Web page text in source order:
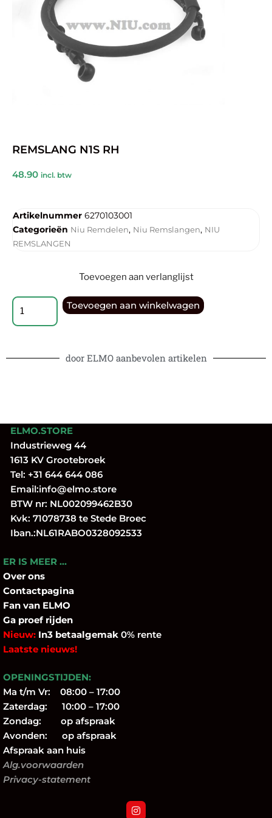
REMSLANG N1S RH
48.90 incl. btw
Artikelnummer 6270103001
Categorieën Niu Remdelen, Niu Remslangen, NIU
REMSLANGEN
Toevoegen aan verlanglijst
Toevoegen aan winkelwagen
door ELMO aanbevolen artikelen
ELMO.STORE
Industrieweg 44
1613 KV Grootebroek
Tel: +31 644 644 086
Email:info@elmo.store
BTW nr: NL002099462B30
Kvk: 71078738 te Stede Broec
Iban.:NL61RABO0328092533
ER IS MEER …
Over ons
Contactpagina
Fan van ELMO
Ga proef rijden
Nieuw: In3 betaalgemak 0% rente
Laatste nieuws!
OPENINGSTIJDEN:
Ma t/m Vr: 08:00 – 17:00
Zaterdag: 10:00 – 17:00
Zondag: op afspraak
Avonden: op afspraak
Afspraak aan huis
Alg.voorwaarden
Privacy-statement